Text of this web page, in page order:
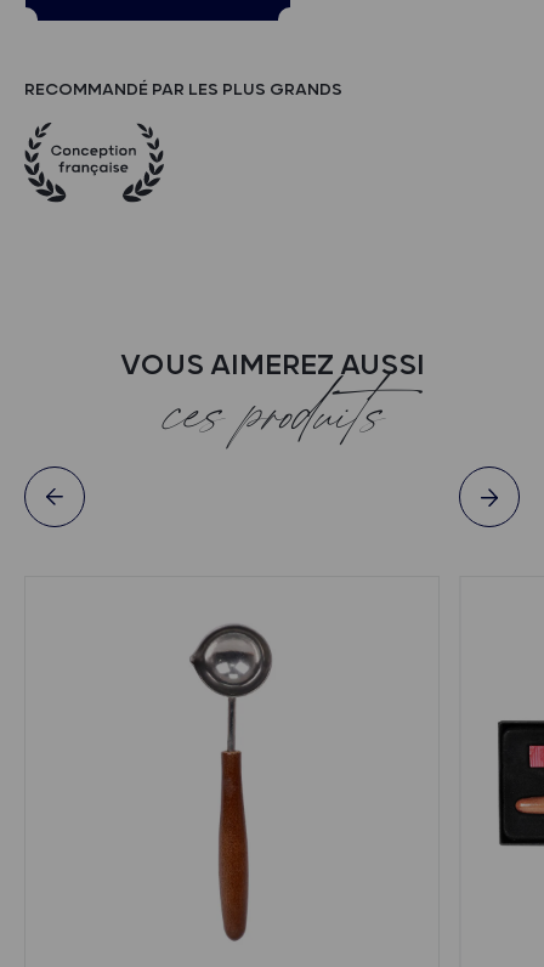
RECOMMANDÉ PAR LES PLUS GRANDS
VOUS AIMEREZ AUSSI
ces produits